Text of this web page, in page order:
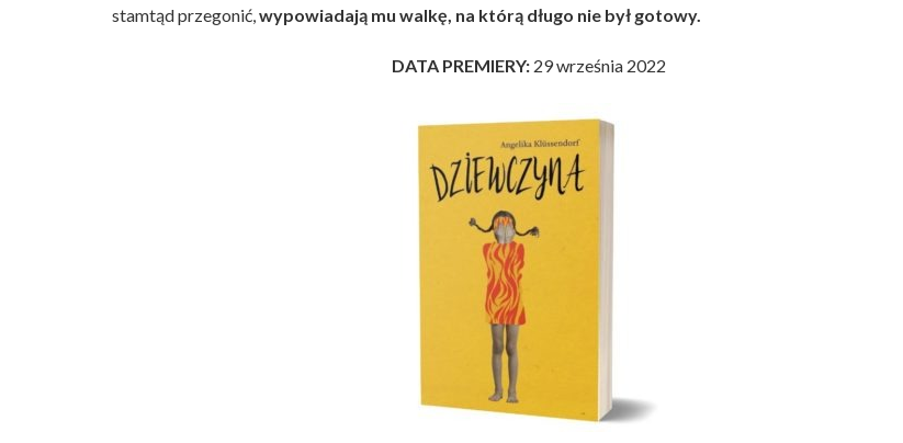
stamtąd przegonić, wypowiadają mu walkę, na którą długo nie był gotowy.
DATA PREMIERY: 29 września 2022